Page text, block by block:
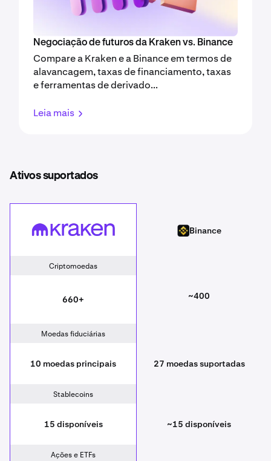
Negociação de futuros da Kraken vs. Binance
Compare a Kraken e a Binance em termos de
alavancagem, taxas de financiamento, taxas
e ferramentas de derivado...
Leia mais
Ativos suportados
Kraken Binance
Binance
Criptomoedas
660+ ~400
Moedas fiduciárias
10 moedas principais 27 moedas suportadas
Stablecoins
15 disponíveis ~15 disponíveis
Ações e ETFs